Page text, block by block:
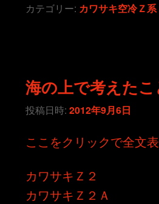
カテゴリー: カワサキ空冷Ｚ
海の上で考えたこ
投稿日時:2012年9月6日
ここをクリックで全文
カワサキＺ２
カワサキＺ２Ａ